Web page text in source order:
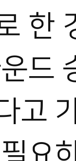
한
드
고
요
기인 출신의 태